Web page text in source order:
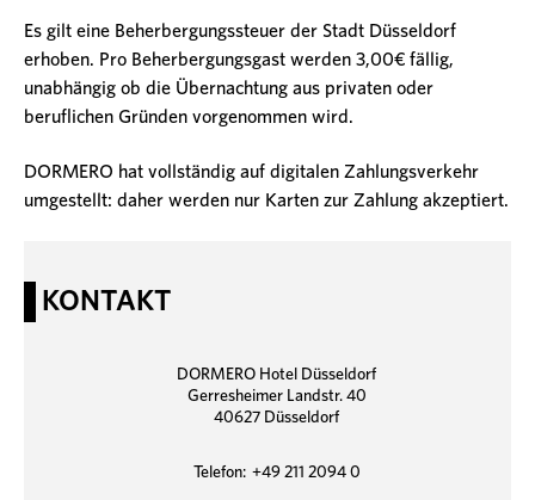
Es gilt eine Beherbergungssteuer der Stadt Düsseldorf
erhoben. Pro Beherbergungsgast werden 3,00€ fällig,
unabhängig ob die Übernachtung aus privaten oder
beruflichen Gründen vorgenommen wird.
DORMERO hat vollständig auf digitalen Zahlungsverkehr
umgestellt: daher werden nur Karten zur Zahlung akzeptiert.
KONTAKT
DORMERO Hotel Düsseldorf
Gerresheimer Landstr. 40
40627 Düsseldorf
Telefon: +49 211 2094 0